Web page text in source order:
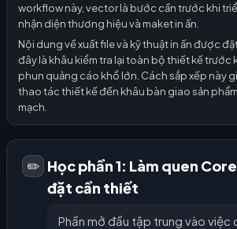
workflow này, vector là bước cần trước khi
nhận diện thương hiệu và maket in ấn.
Nội dung về xuất file và kỹ thuật in ấn được
đây là khâu kiểm tra lại toàn bộ thiết kế trước
phun quảng cáo khổ lớn. Cách sắp xếp này
thao tác thiết kế đến khâu bàn giao sản
mạch.
✏️ Học phần 1: Làm quen
đặt cần thiết
Phần mở đầu tập trung vào việc